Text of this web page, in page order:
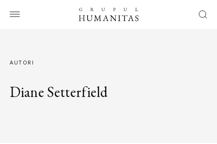
AUTORI
Diane Setterfield